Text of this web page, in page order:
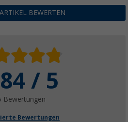
BEWERTEN
/ 5
Bewertungen
Bewertungen